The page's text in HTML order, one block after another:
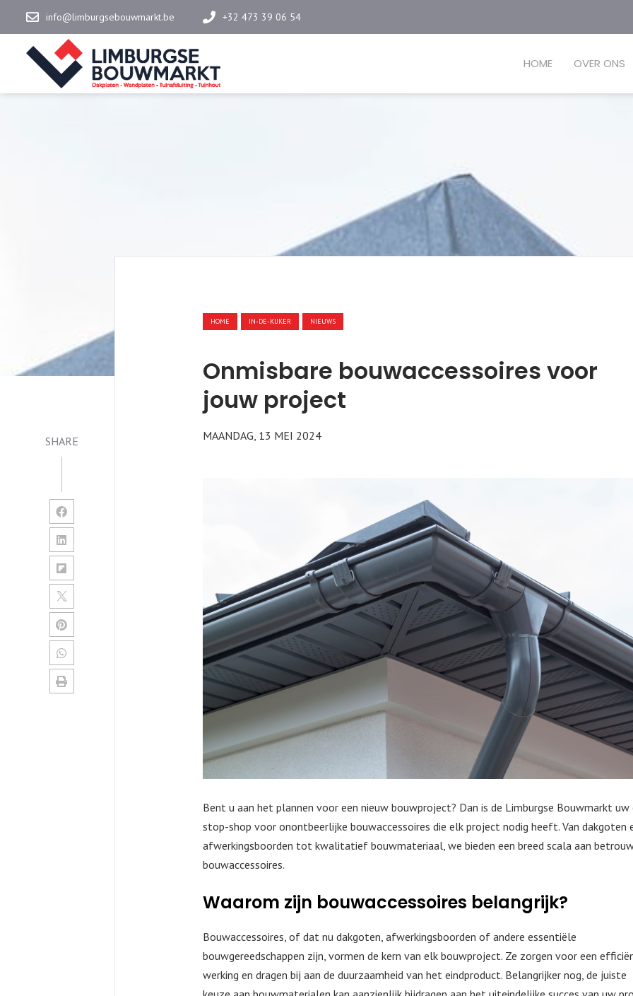
info@limburgsebouwmarkt.be +32 473 39 06 54
HOME OVER ONS
SHARE
HOME IN-DE-KIJKER NIEUWS
Onmisbare bouwaccessoires voor
jouw project
MAANDAG, 13 MEI 2024
Bent u aan het plannen voor een nieuw bouwproject? Dan is de Limburgse Bouwmarkt uw
stop-shop voor onontbeerlijke bouwaccessoires die elk project nodig heeft. Van dakgoten
afwerkingsboorden tot kwalitatief bouwmateriaal, we bieden een breed scala aan
bouwaccessoires.
Waarom zijn bouwaccessoires belangrijk?
Bouwaccessoires, of dat nu dakgoten, afwerkingsboorden of andere essentiële
bouwgereedschappen zijn, vormen de kern van elk bouwproject. Ze zorgen voor een
werking en dragen bij aan de duurzaamheid van het eindproduct. Belangrijker nog, de juiste